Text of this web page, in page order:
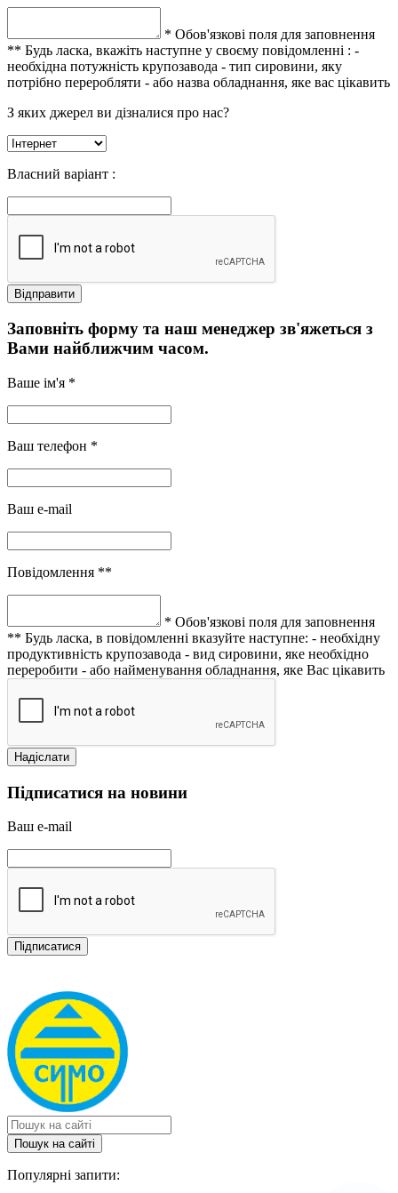
* Обов'язкові поля для заповнення
** Будь ласка, вкажіть наступне у своєму повідомленні : -
необхідна потужність крупозавода - тип сировини, яку
потрібно переробляти - або назва обладнання, яке вас цікавить
З яких джерел ви дізналися про нас?
Власний варіант :
Заповніть форму та наш менеджер зв'яжеться з
Вами найближчим часом.
Ваше ім'я *
Ваш телефон *
Ваш e-mail
Повідомлення **
* Обов'язкові поля для заповнення
** Будь ласка, в повідомленні вказуйте наступне: - необхідну
продуктивність крупозавода - вид сировини, яке необхідно
переробити - або найменування обладнання, яке Вас цікавить
Підписатися на новини
Ваш e-mail
Пошук на сайтi
Популярні запити: